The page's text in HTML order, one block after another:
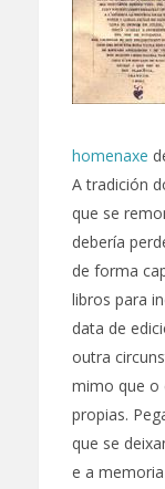
homenaxe
A tradición
que se
debería
de forma
libros para
data de
outra
mimo que o
propias.
que se
e a